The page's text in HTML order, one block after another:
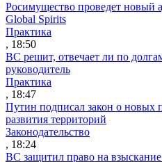
Росимущество проведет новый
Global Spirits
Практика
, 18:50
ВС решит, отвечает ли по
руководитель
Практика
, 18:47
Путин подписал закон о новых
развития территорий
Законодательство
, 18:24
ВС защитил право на